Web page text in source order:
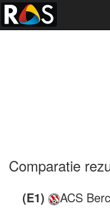
Comparatie
(E1) ACS